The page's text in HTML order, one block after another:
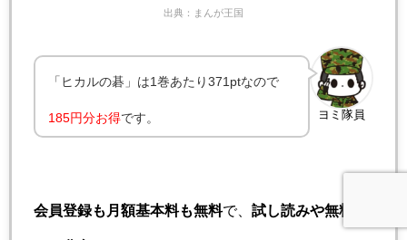
出典：まんが王国
ヨミ隊員
「ヒカルの碁」は1巻あたり371ptなので
185円分お得です。
会員登録も月額基本料も無料で、 試し読みや無料漫